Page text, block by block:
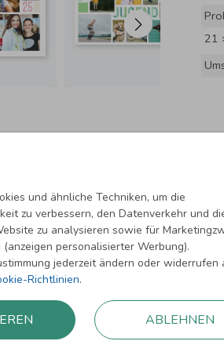
und ähnliche Techniken, um die
zu verbessern, den Datenverkehr und
zu analysieren sowie für
personalisierter Werbung).
jederzeit ändern oder widerrufen
Richtlinien.
ABLEHNEN
21
abonnieren und 5,00 €
zu unserem Newsletter an und bleibe